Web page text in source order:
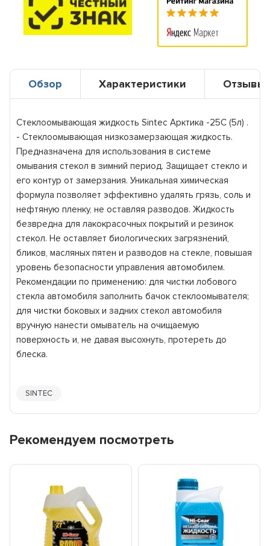
Обзор Характеристики Отзывы
Стеклоомывающая жидкость Sintec Арктика -25С (5л) .
- Стеклоомывающая низкозамерзающая жидкость.
Предназначена для использования в системе
омывания стекол в зимний период. Защищает стекло и
его контур от замерзания. Уникальная химическая
формула позволяет эффективно удалять грязь, соль и
нефтяную пленку, не оставляя разводов. Жидкость
безвредна для лакокрасочных покрытий и резинок
стекол. Не оставляет биологических загрязнений,
бликов, масляных пятен и разводов на стекле, повышая
уровень безопасности управления автомобилем.
Рекомендации по применению: для чистки лобового
стекла автомобиля заполнить бачок стеклоомывателя;
для чистки боковых и задних стекол автомобиля
вручную нанести омыватель на очищаемую
поверхность и, не давая высохнуть, протереть до
блеска.
SINTEC
Рекомендуем посмотреть